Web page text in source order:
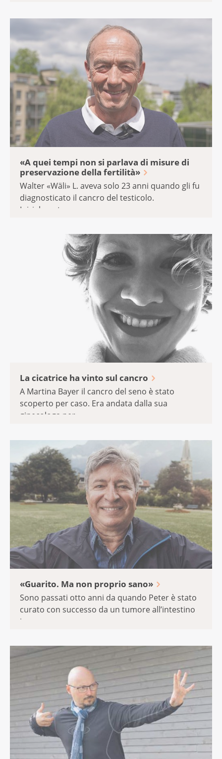
«A quei tempi non si parlava di misure di
preservazione della fertilità»
Walter «Wäli» L. aveva solo 23 anni quando gli fu
diagnosticato il cancro del testicolo.
Inizialmente ...
La cicatrice ha vinto sul cancro
A Martina Bayer il cancro del seno è stato
scoperto per caso. Era andata dalla sua
ginecologa per ...
«Guarito. Ma non proprio sano»
Sono passati otto anni da quando Peter è stato
curato con successo da un tumore all’intestino
in ...